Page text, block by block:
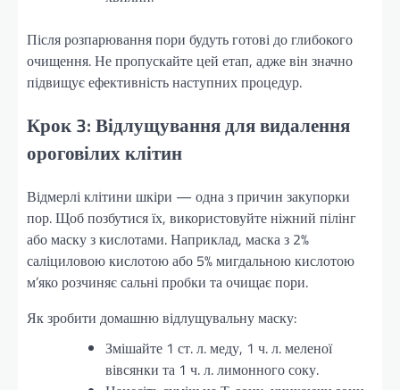
Після розпарювання пори будуть готові до глибокого
очищення. Не пропускайте цей етап, адже він значно
підвищує ефективність наступних процедур.
Крок 3: Відлущування для видалення
ороговілих клітин
Відмерлі клітини шкіри — одна з причин закупорки
пор. Щоб позбутися їх, використовуйте ніжний пілінг
або маску з кислотами. Наприклад, маска з 2%
саліциловою кислотою або 5% мигдальною кислотою
м’яко розчиняє сальні пробки та очищає пори.
Як зробити домашню відлущувальну маску:
Змішайте 1 ст. л. меду, 1 ч. л. меленої
вівсянки та 1 ч. л. лимонного соку.